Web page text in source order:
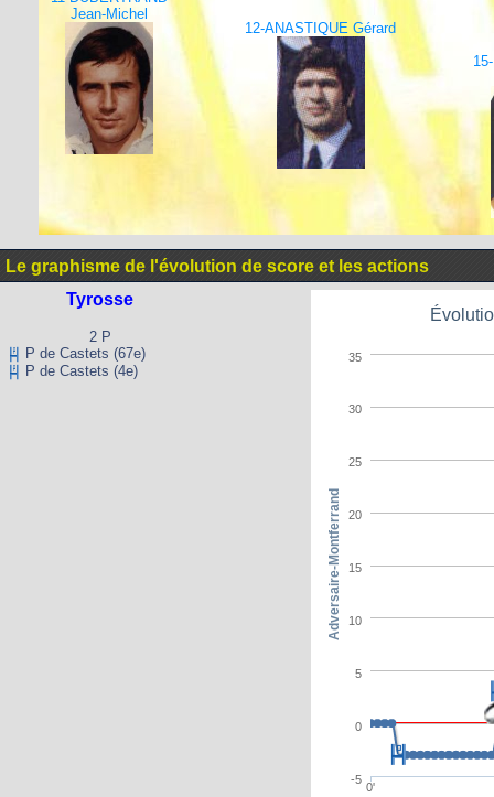
Jean-Michel
12-ANASTIQUE Gérard
Le graphisme de l'évolution de score et les actions
Tyrosse
2 P
P de Castets (67e)
P de Castets (4e)
0'
-5
0
5
10
15
20
25
30
35
Adversaire-Montferrand